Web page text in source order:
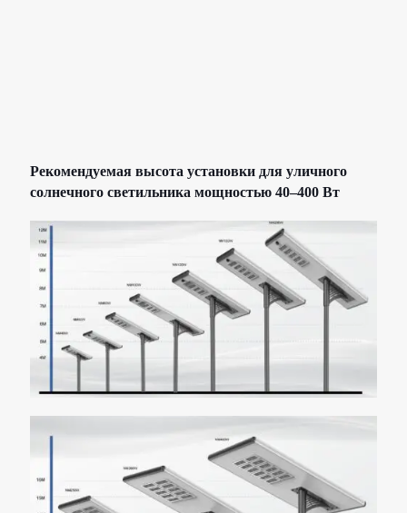
Рекомендуемая высота установки для уличного
солнечного светильника мощностью 40–400 Вт